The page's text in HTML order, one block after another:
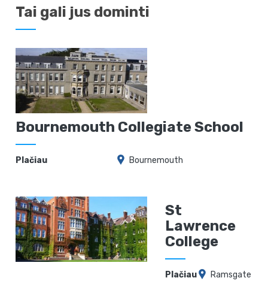
Tai gali jus dominti
Bournemouth Collegiate School
Plačiau Bournemouth
St
Lawrence
College
Plačiau Ramsgate